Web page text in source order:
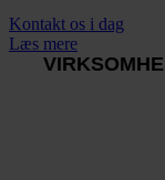
Kontakt os i dag
Læs mere